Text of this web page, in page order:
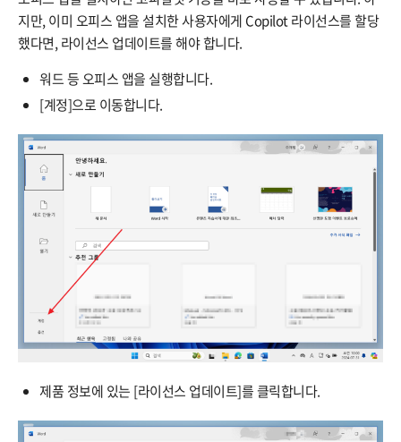
지만, 이미 오피스 앱을 설치한 사용자에게 Copilot 라이선스를 할당
했다면, 라이선스 업데이트를 해야 합니다.
워드 등 오피스 앱을 실행합니다.
[계정]으로 이동합니다.
제품 정보에 있는 [라이선스 업데이트]를 클릭합니다.